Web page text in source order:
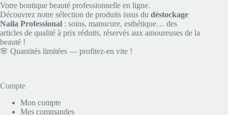
Votre boutique beauté professionnelle en ligne.
Découvrez notre sélection de produits issus du déstockage
Naila Professional : soins, manucure, esthétique… des
articles de qualité à prix réduits, réservés aux amoureuses de la
beauté !
🌸 Quantités limitées — profitez-en vite !
Compte
Mon compte
Mes commandes